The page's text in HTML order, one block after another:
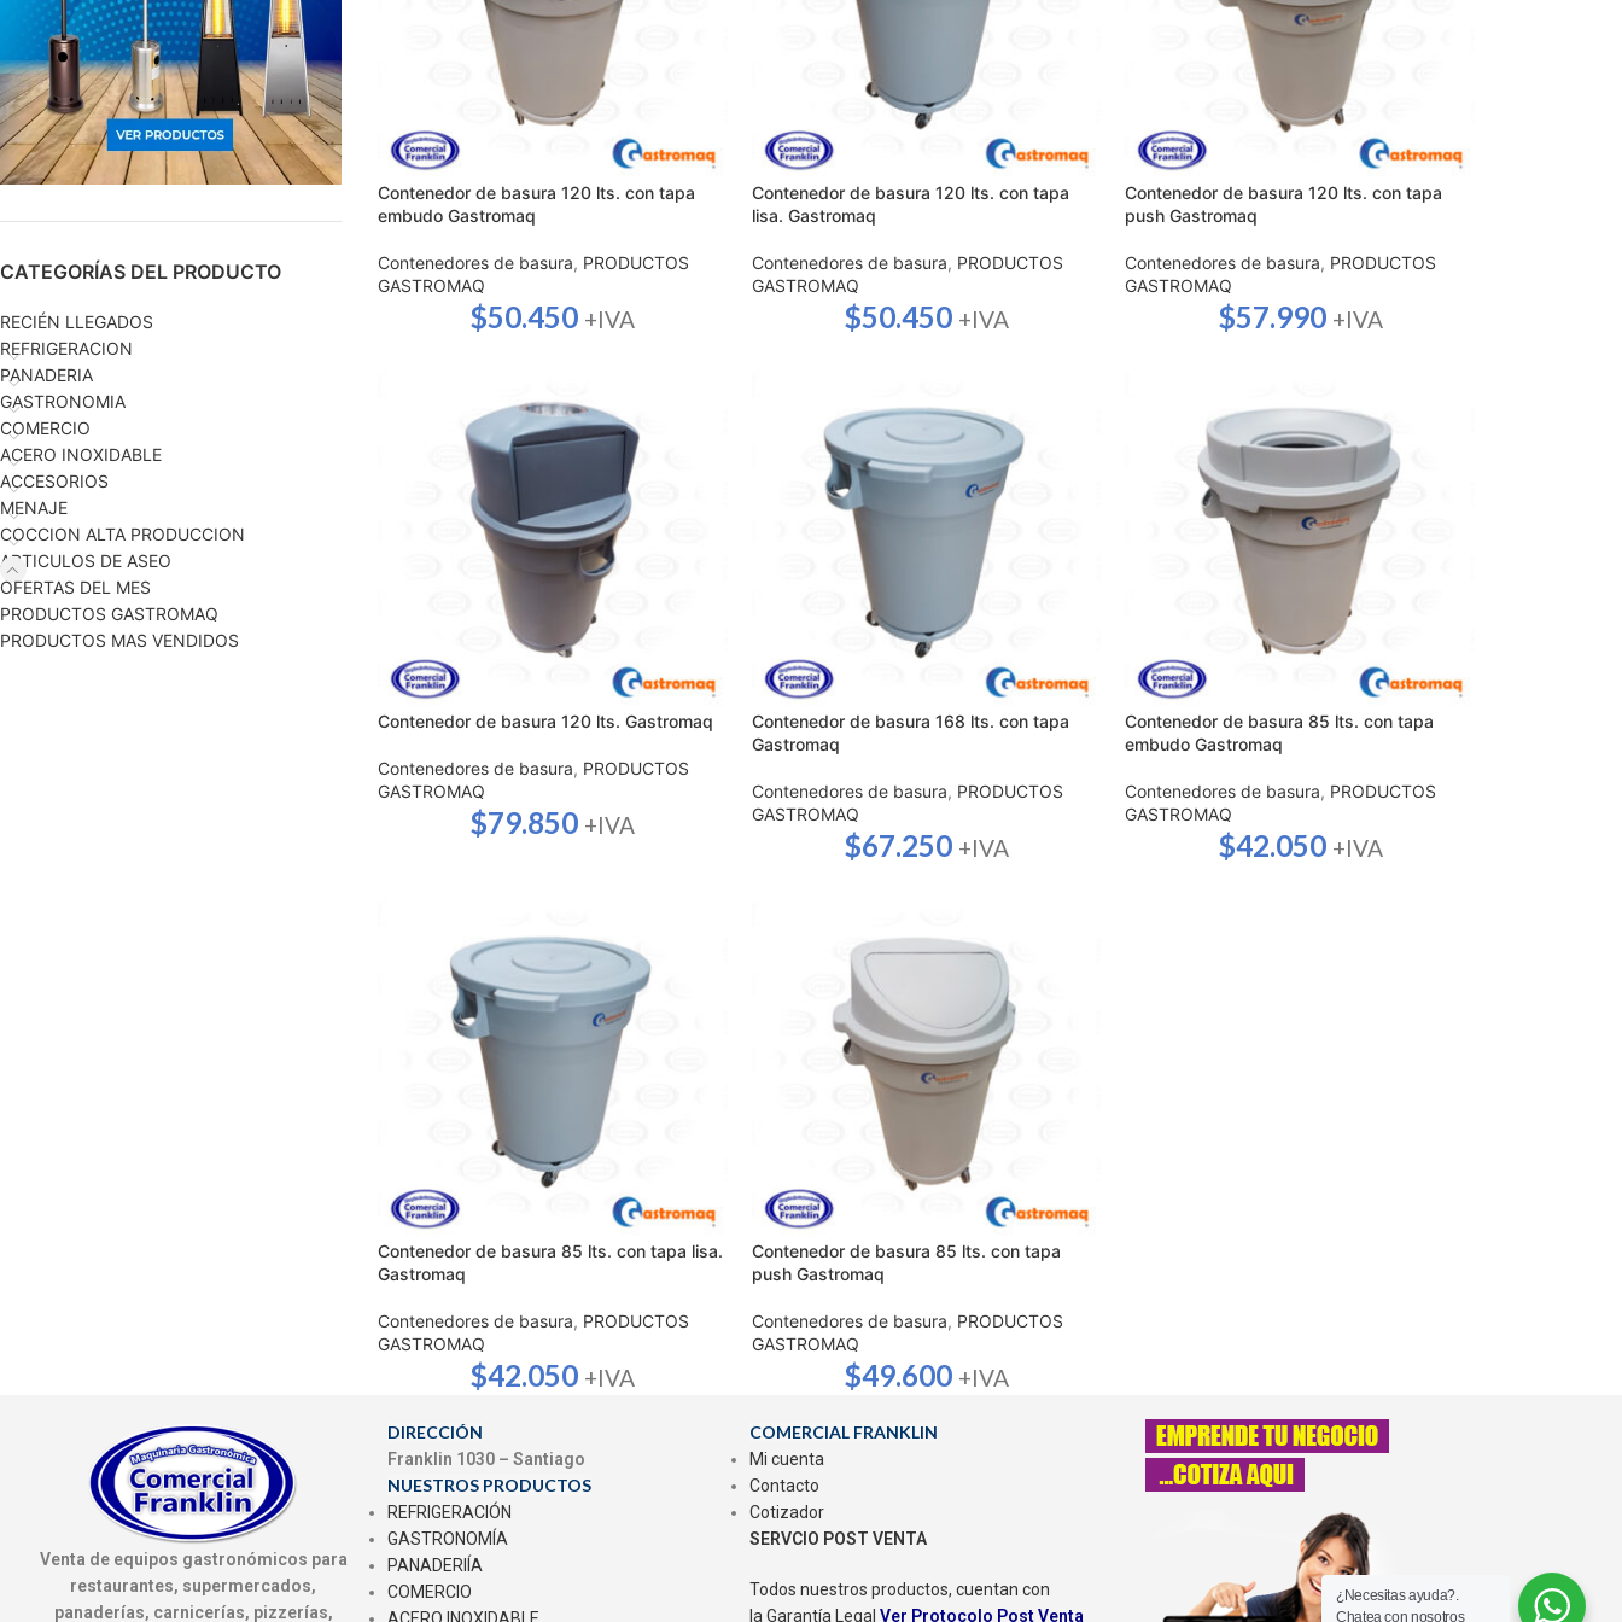
CATEGORÍAS DEL PRODUCTO
RECIÉN LLEGADOS
REFRIGERACION
PANADERIA
GASTRONOMIA
COMERCIO
ACERO INOXIDABLE
ACCESORIOS
MENAJE
COCCION ALTA PRODUCCION
ARTICULOS DE ASEO
OFERTAS DEL MES
PRODUCTOS GASTROMAQ
PRODUCTOS MAS VENDIDOS
Contenedor de basura 120 lts. con tapa
embudo Gastromaq
Contenedores de basura, PRODUCTOS
GASTROMAQ
$50.450 +IVA
Contenedor de basura 120 lts. con tapa
lisa. Gastromaq
Contenedores de basura, PRODUCTOS
GASTROMAQ
$50.450 +IVA
Contenedor de basura 120 lts. con tapa
push Gastromaq
Contenedores de basura, PRODUCTOS
GASTROMAQ
$57.990 +IVA
Contenedor de basura 120 lts. Gastromaq
Contenedores de basura, PRODUCTOS
GASTROMAQ
$79.850 +IVA
Contenedor de basura 168 lts. con tapa
Gastromaq
Contenedores de basura, PRODUCTOS
GASTROMAQ
$67.250 +IVA
Contenedor de basura 85 lts. con tapa
embudo Gastromaq
Contenedores de basura, PRODUCTOS
GASTROMAQ
$42.050 +IVA
Contenedor de basura 85 lts. con tapa lisa.
Gastromaq
Contenedores de basura, PRODUCTOS
GASTROMAQ
$42.050 +IVA
Contenedor de basura 85 lts. con tapa
push Gastromaq
Contenedores de basura, PRODUCTOS
GASTROMAQ
$49.600 +IVA
Venta de equipos gastronómicos para
restaurantes, supermercados,
panaderías, carnicerías, pizzerías,
DIRECCIÓN
Franklin 1030 – Santiago
NUESTROS PRODUCTOS
REFRIGERACIÓN
GASTRONOMÍA
PANADERIÍA
COMERCIO
COMERCIAL FRANKLIN
Mi cuenta
Contacto
Cotizador
SERVCIO POST VENTA
Todos nuestros productos, cuentan con
la Garantía Legal Ver Protocolo Post Venta
¿Necesitas ayuda?.
Chatea con nosotros